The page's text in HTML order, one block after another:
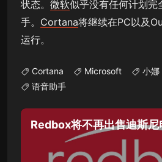
状态。 微软似乎没有任何计划完
手。 Cortana将继续在PC以及
运行。
Cortana Microsoft 小娜
语音助手
Redbox将不再出售迪斯尼